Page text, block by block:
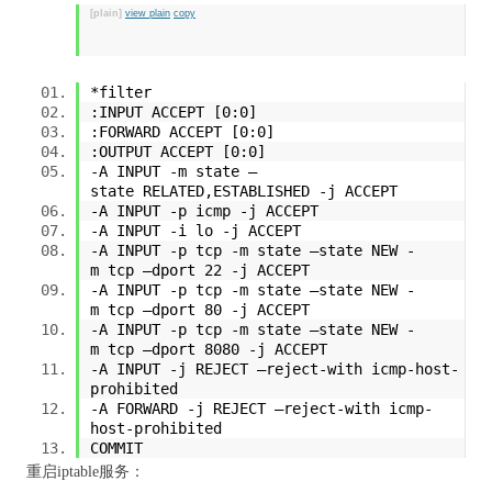
[plain] view plain copy
*filter
:INPUT ACCEPT [0:0]
:FORWARD ACCEPT [0:0]
:OUTPUT ACCEPT [0:0]
-A INPUT -m state –
state RELATED,ESTABLISHED -j ACCEPT
-A INPUT -p icmp -j ACCEPT
-A INPUT -i lo -j ACCEPT
-A INPUT -p tcp -m state –state NEW -
m tcp –dport 22 -j ACCEPT
-A INPUT -p tcp -m state –state NEW -
m tcp –dport 80 -j ACCEPT
-A INPUT -p tcp -m state –state NEW -
m tcp –dport 8080 -j ACCEPT
-A INPUT -j REJECT –reject-with icmp-host-
prohibited
-A FORWARD -j REJECT –reject-with icmp-
host-prohibited
COMMIT
重启iptable服务：